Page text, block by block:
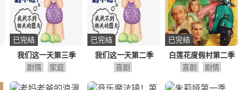
我们这一天第三季
已完结
剧情 家庭
我们这一天第二季
已完结
喜剧
白莲花度假村第二季
已完结
喜剧 剧情